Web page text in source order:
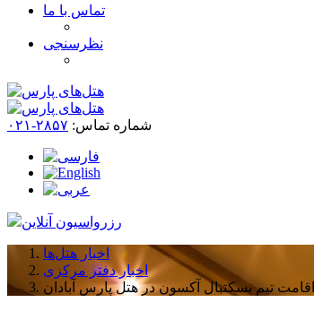
تماس با ما
نظرسنجی
شماره تماس: ۲۸۵۷-۰۲۱
رزرواسیون آنلاین
اخبار هتل‌ها
اخبار دفتر مرکزی
اقامت تیم بسکتبال آکسون در هتل پارس آبادان